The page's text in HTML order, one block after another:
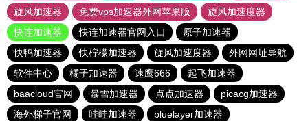
旋风加速器
免费vps加速器外网苹果版
旋风加速度器
快连加速器
快连加速器官网入口
原子加速器
快鸭加速器
快柠檬加速器 旋风加速度器
外网网址导航
软件中心
橘子加速器 速鹰666
起飞加速器
baacloud官网
暴雪加速器 点点加速器
picacg加速器
海外梯子官网
哇哇加速器
bluelayer加速器